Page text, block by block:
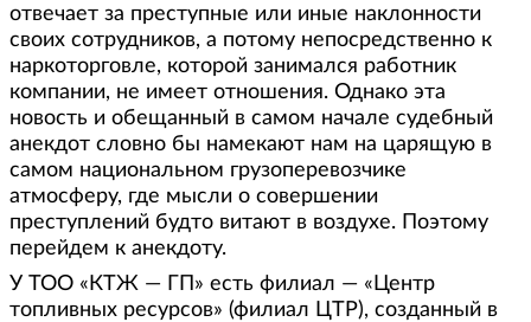
отвечает за преступные или иные наклонности
своих сотрудников, а потому непосредственно к
наркоторговле, которой занимался работник
компании, не имеет отношения. Однако эта
новость и обещанный в самом начале судебный
анекдот словно бы намекают нам на царящую в
самом национальном грузоперевозчике
атмосферу, где мысли о совершении
преступлений будто витают в воздухе. Поэтому
перейдем к анекдоту.
У ТОО «КТЖ — ГП» есть филиал — «Центр
топливных ресурсов» (филиал ЦТР), созданный в